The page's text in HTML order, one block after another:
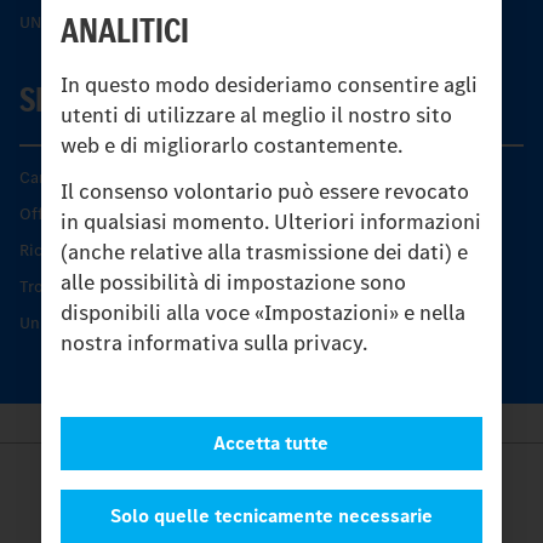
ANALITICI
In questo modo desideriamo consentire agli
utenti di utilizzare al meglio il nostro sito
web e di migliorarlo costantemente.
Il consenso volontario può essere revocato
in qualsiasi momento. Ulteriori informazioni
(anche relative alla trasmissione dei dati) e
alle possibilità di impostazione sono
disponibili alla voce «Impostazioni» e nella
nostra informativa sulla privacy.
Solo quelle tecnicamente necessarie
Accetta tutte
UNI-TOUCH®
SERVIZIO
Caratteristiche di prodotto
Offerta di servizio Unimog
Ricambi originali
Trovare un partner
Unimog Service Days
Provider
Legal Notice